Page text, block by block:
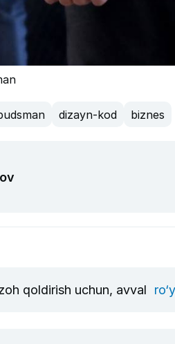
dizayn-kod biznes
qoldirish uchun, avval